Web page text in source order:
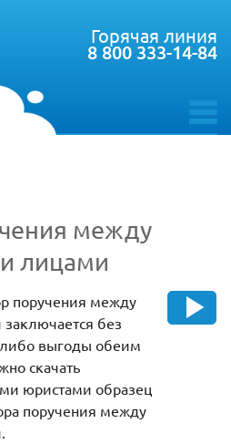
toggle
Горячая линия
8 800 333-14-84
между
лицами
поручения между
без
либо выгоды обеим
скачать
юристами образец
поручения между